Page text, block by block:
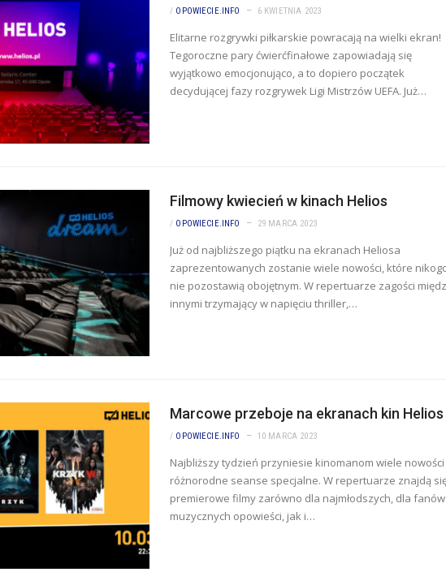
/ OPOWIECIE.INFO 6 KWIETNIA 2023
Elitarne rozgrywki piłkarskie powracają na wielki ekran!
Tegoroczne pary ćwierćfinałowe zapowiadają się
wyjątkowo emocjonująco, a to dopiero początek
decydującej fazy rozgrywek Ligi Mistrzów UEFA. Już…
Filmowy kwiecień w kinach Helios
/ OPOWIECIE.INFO 29 MARCA 2023
Już od najbliższego piątku na ekranach Heliosa
zaprezentowanych zostanie wiele nowości, które
nie pozostawią obojętnym. W repertuarze zagości
innymi trzymający w napięciu thriller,…
Marcowe przeboje na ekranach kin Helios
/ OPOWIECIE.INFO 10 MARCA 2023
Najbliższy tydzień przyniesie kinomanom wiele nowości
różnorodne seanse specjalne. W repertuarze znajdą
premierowe filmy zarówno dla najmłodszych, dla fanów
muzycznych opowieści, jak i…